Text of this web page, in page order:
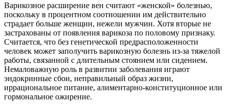
Варикозное расширение вен считают «женской» болезнью,
поскольку в процентном соотношении им действительно
страдает больше женщин, нежели мужчин. Хотя вторые не
застрахованы от появления варикоза по половому признаку.
Считается, что без генетической предрасположенности
человек может заполучить варикозную болезнь из-за тяжелой
работы, связанной с длительным стоянием или сидением.
Немаловажную роль в развитии заболевания играют
эндокринные сбои, неправильный образ жизни,
иррациональное питание, алиментарно-конституционное или
гормональное ожирение.